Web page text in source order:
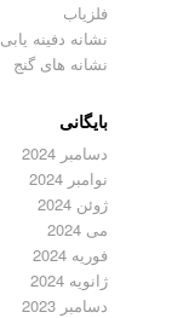
فلزیاب
نشانه دفینه یابی
نشانه های گنج
بایگانی
دسامبر 2024
نوامبر 2024
ژوئن 2024
می 2024
فوریه 2024
ژانویه 2024
دسامبر 2023